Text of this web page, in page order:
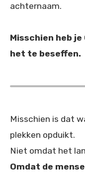
achternaam.
Misschien heb
het te beseffen.
Misschien is dat
plekken opduikt.
Niet omdat het
Omdat de